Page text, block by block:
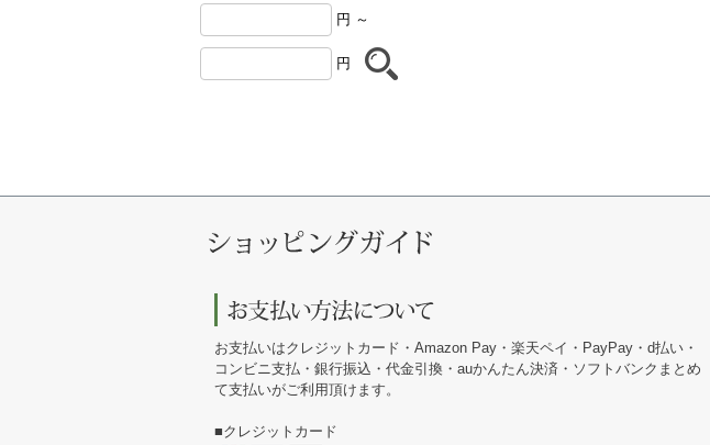
円 ～
円
お支払いはクレジットカード・Amazon Pay・楽天ペイ・PayPay・d払い・
コンビニ支払・銀行振込・代金引換・auかんたん決済・ソフトバンクまとめ
て支払いがご利用頂けます。
■クレジットカード